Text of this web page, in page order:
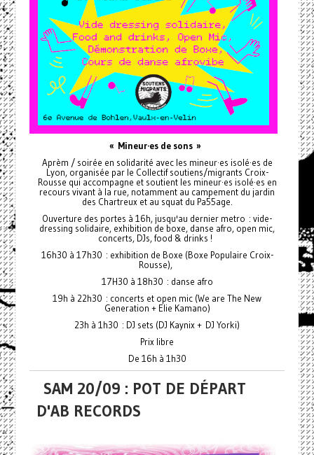
« Mineur·es de sons »
Aprèm / soirée en solidarité avec les mineur·es isolé·es de
Lyon, organisée par le Collectif soutiens/migrants Croix-
Rousse qui accompagne et soutient les mineur·es isolé·es en
recours vivant à la rue, notamment au campement du jardin
des Chartreux et au squat du Pa55age.
Ouverture des portes à 16h, jusqu'au dernier metro : vide-
dressing solidaire, exhibition de boxe, danse afro, open mic,
concerts, DJs, food & drinks !
16h30 à 17h30 : exhibition de Boxe (Boxe Populaire Croix-
Rousse),
17H30 à 18h30 : danse afro
19h à 22h30 : concerts et open mic (We are The New
Generation + Elie Kamano)
23h à 1h30 : DJ sets (DJ Kaynix + DJ Yorki)
Prix libre
De 16h à 1h30
SAM 20/09 : POT DE DÉPART
D'AB RECORDS